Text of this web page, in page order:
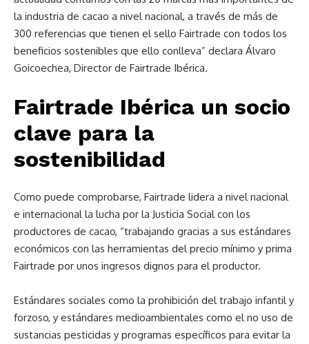
la industria de cacao a nivel nacional, a través de más de
300 referencias que tienen el sello Fairtrade con todos los
beneficios sostenibles que ello conlleva” declara Álvaro
Goicoechea, Director de Fairtrade Ibérica.
Fairtrade Ibérica un socio
clave para la
sostenibilidad
Como puede comprobarse, Fairtrade lidera a nivel nacional
e internacional la lucha por la Justicia Social con los
productores de cacao, “trabajando gracias a sus estándares
económicos con las herramientas del precio mínimo y prima
Fairtrade por unos ingresos dignos para el productor.
Estándares sociales como la prohibición del trabajo infantil y
forzoso, y estándares medioambientales como el no uso de
sustancias pesticidas y programas específicos para evitar la